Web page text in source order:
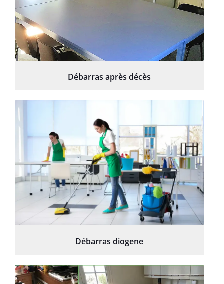
Débarras après décès
Débarras diogene